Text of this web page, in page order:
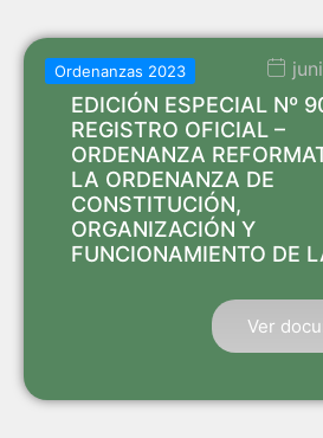
Ordenanzas 2023
EDICIÓN ESPECIAL Nº
REGISTRO OFICIAL –
ORDENANZA
LA ORDENANZA DE
CONSTITUCIÓN,
ORGANIZACIÓN Y
FUNCIONAMIENTO DE
Ver